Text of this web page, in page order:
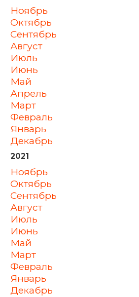
ноябрь
октябрь
сентябрь
август
июль
июнь
май
апрель
март
февраль
январь
декабрь
2021
ноябрь
октябрь
сентябрь
август
июль
июнь
май
март
февраль
январь
декабрь